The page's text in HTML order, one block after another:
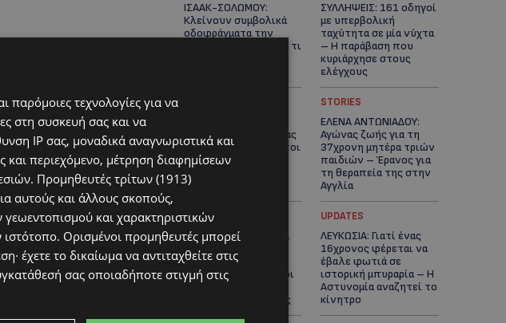
σταρ των
– η
της,
ή του Jason.
ΙΣΑΑΚ-ΣΟΛΩΜΟΥ:
Κλείνουν συμβολικά
οδοφράγματα την
Παρασκευή – Πού και τι
ΣΥΛΛΗΨΕΙΣ: 161 οδηγοί
με υπερβολική
ταχύτητα σε μία νύχτα
– Η παράβαση που
κυριάρχησε στους
ελέγχους
ηλικία είναι μόνο ένας
αριθμός – Οι άνθρωποι
και οι στιγμές είναι η
πραγματική μας
ιστορία
STORIES
ΕΛΕΝΑ ΑΝΤΩΝΙΑΔΟΥ:
Αγώνας ζωής για τη
37χρονη μητέρα τριών
παιδιών – Έρανος για
τη θεραπεία της στην
Αγγλία
UPDATES
ΚΑΤΑΓΓΕΛΙΑ: Για άνδρα
που φέρεται να
παρενοχλούσε
γυναίκες στο Δασούδι
– Σε εξέλιξη οι
αστυνομικές έρευνες
UPDATES
ΛΕΥΚΩΣΙΑ: Γιατί ένας
16χρονος φέρεται να
έβαλε φωτιά σε
ιστορική μπυραρία – Η
Αστυνομία αναζητεί το
κίνητρο
παρόμοιες τεχνολογίες για να
στη συσκευή σας και να
IP σας, μοναδικά αναγνωριστικά και
και περιεχόμενο, μέτρηση διαφημίσεων
Προμηθευτές τρίτων (1913)
αυτούς και άλλους σκοπούς,
και χαρακτηριστικών
Ορισμένοι προμηθευτές μπορεί
έχετε το δικαίωμα να αντιταχθείτε στις
σας οποιαδήποτε στιγμή στις